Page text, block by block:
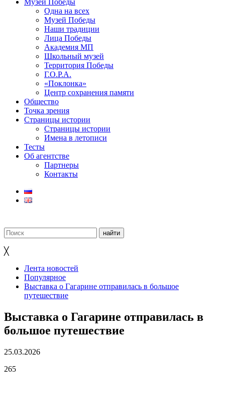
Музей Победы
Одна на всех
Музей Победы
Наши традиции
Лица Победы
Академия МП
Школьный музей
Территория Победы
Г.О.Р.А.
«Поклонка»
Центр сохранения памяти
Общество
Точка зрения
Страницы истории
Страницы истории
Имена в летописи
Тесты
Об агентстве
Партнеры
Контакты
╳
Лента новостей
Популярное
Выставка о Гагарине отправилась в большое
путешествие
Выставка о Гагарине отправилась в
большое путешествие
25.03.2026
265